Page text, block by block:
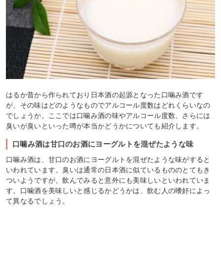
はるか昔から作られており日本酒の起源となった口噛み酒です
が、その味はどのようなものでアルコール度数はどれくらいなの
でしょうか。ここでは口噛み酒の味やアルコール度数、さらには
臭いが臭いといった噂が本当かどうかについても紹介します。
口噛み酒は甘口のお酒にヨーグルトを混ぜたような味
口噛み酒は、甘口のお酒にヨーグルトを混ぜたような味がすると
いわれています。臭いは通常の日本酒に似ているもののとてもき
ついようですが、飲んでみると意外にも美味しいといわれていま
す。口噛酒を美味しいと感じるかどうかは、飲む人の嗜好によっ
て異なるでしょう。